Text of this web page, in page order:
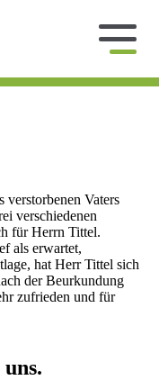
verstorbenen Vaters
verschiedenen
für Herrn Tittel.
als erwartet,
hat Herr Tittel sich
der Beurkundung
zufrieden und für